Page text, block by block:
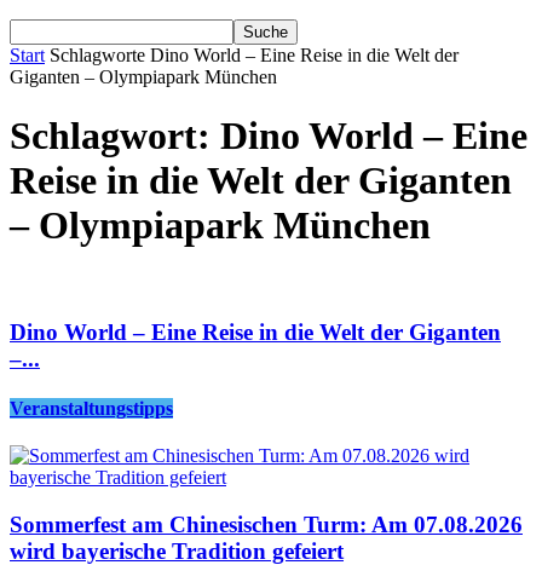
Start Schlagworte Dino World – Eine Reise in die Welt der
Giganten – Olympiapark München
Schlagwort: Dino World – Eine
Reise in die Welt der Giganten
– Olympiapark München
Dino World – Eine Reise in die Welt der Giganten
–...
Veranstaltungstipps
Sommerfest am Chinesischen Turm: Am 07.08.2026
wird bayerische Tradition gefeiert